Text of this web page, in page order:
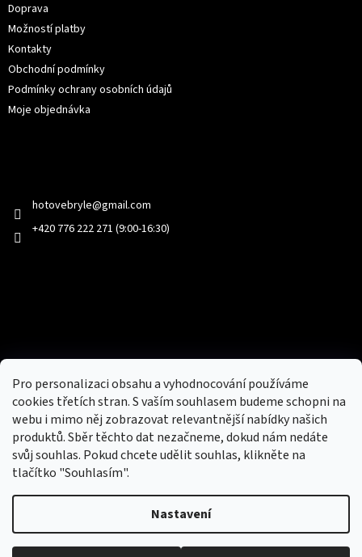
Pro personalizaci obsahu a vyhodnocování používáme
cookies třetích stran. S vaším souhlasem budeme schopni na
webu i mimo něj zobrazovat relevantnější nabídky našich
produktů. Sběr těchto dat nezačneme, dokud nám nedáte
svůj souhlas. Pokud chcete udělit souhlas, klikněte na
tlačítko "Souhlasím".
Nastavení
Doprava
Možností platby
Kontakty
Obchodní podmínky
Podmínky ochrany osobních údajů
Moje objednávka
hotovebryle@gmail.com
+420 776 222 271 (9:00-16:30)
Nový obchod s batohy, cestovními zavazadly, tašky a peněženky